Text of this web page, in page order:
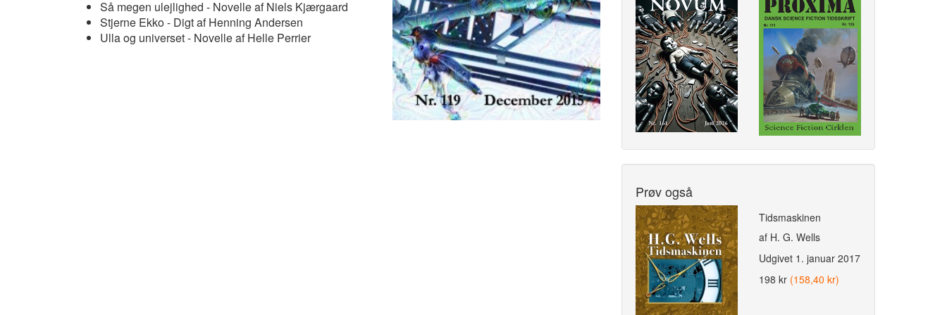
Så megen ulejlighed - Novelle af Niels Kjærgaard
Stjerne Ekko - Digt af Henning Andersen
Ulla og universet - Novelle af Helle Perrier
Prøv også
Tidsmaskinen
af H. G. Wells
Udgivet 1. januar 2017
198 kr (158,40 kr)